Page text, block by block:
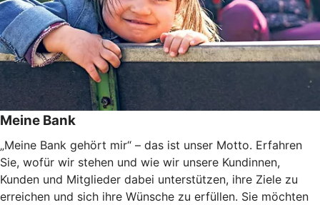
Meine Bank
„Meine Bank gehört mir“ – das ist unser Motto. Erfahren
Sie, wofür wir stehen und wie wir unsere Kundinnen,
Kunden und Mitglieder dabei unterstützen, ihre Ziele zu
erreichen und sich ihre Wünsche zu erfüllen. Sie möchten